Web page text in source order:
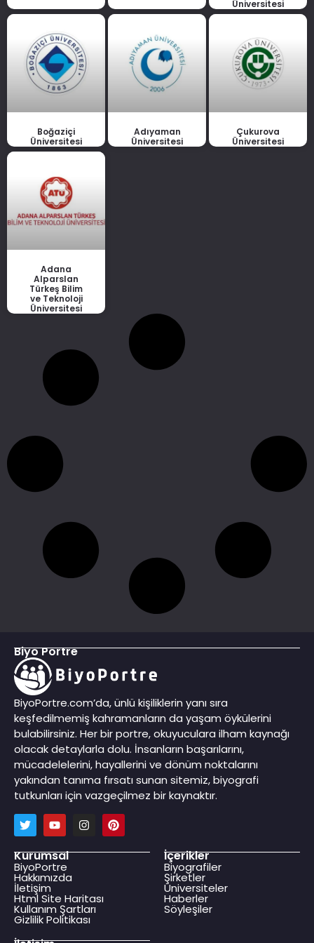
Üniversitesi
Boğaziçi
Üniversitesi
Adıyaman
Üniversitesi
Çukurova
Üniversitesi
Adana
Alparslan
Türkeş Bilim
ve Teknoloji
Üniversitesi
Biyo Portre
BiyoPortre.com’da, ünlü kişiliklerin yanı sıra
keşfedilmemiş kahramanların da yaşam öykülerini
bulabilirsiniz. Her bir portre, okuyuculara ilham kaynağı
olacak detaylarla dolu. İnsanların başarılarını,
mücadelelerini, hayallerini ve dönüm noktalarını
yakından tanıma fırsatı sunan sitemiz, biyografi
tutkunları için vazgeçilmez bir kaynaktır.
Kurumsal
BiyoPortre
Hakkımızda
İletişim
Html Site Haritası
Kullanım Şartları
Gizlilik Politikası
İçerikler
Biyografiler
Şirketler
Üniversiteler
Haberler
Söyleşiler